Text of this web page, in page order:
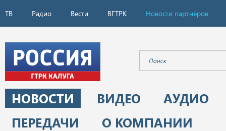
ТВ Радио Вести ВГТРК Новости партнёров
НОВОСТИ ВИДЕО
АУДИО
ПЕРЕДАЧИ
О КОМПАНИИ